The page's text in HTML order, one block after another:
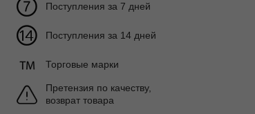
Поступления за 7 дней
Поступления за 14 дней
Торговые марки
Претензия по качеству,
возврат товара